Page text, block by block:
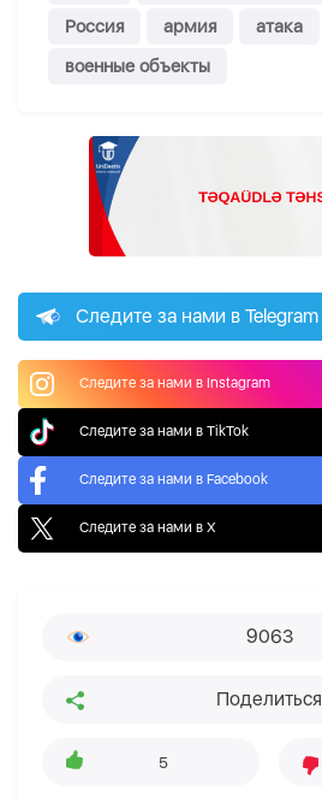
Россия
армия
атака
военные объекты
Следите за нами в Telegram
Следите за нами в Instagram
Следите за нами в TikTok
Следите за нами в Facebook
Следите за нами в X
9063
Поделиться
5